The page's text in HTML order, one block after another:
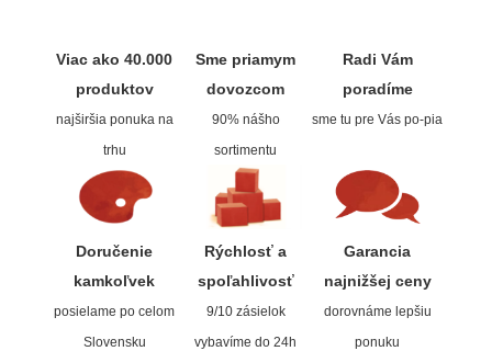
Viac ako 40.000
produktov
Sme priamym
dovozcom
Radi Vám
poradíme
najširšia ponuka na
trhu
90% nášho
sortimentu
sme tu pre Vás po-pia
Doručenie
kamkoľvek
Rýchlosť a
spoľahlivosť
Garancia
najnižšej ceny
posielame po celom
Slovensku
9/10 zásielok
vybavíme do 24h
dorovnáme lepšiu
ponuku